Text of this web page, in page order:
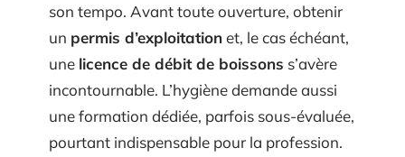
son tempo. Avant toute ouverture, obtenir
un permis d’exploitationet, le cas échéant,
une licence de débit de boissons s’avère
incontournable. L’hygiène demande aussi
une formation dédiée, parfois sous-évaluée,
pourtant indispensable pour la profession.